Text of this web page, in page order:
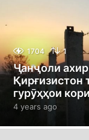
1704 1
Ҷанҷоли
гурӯҳҳои
4 years ago
e